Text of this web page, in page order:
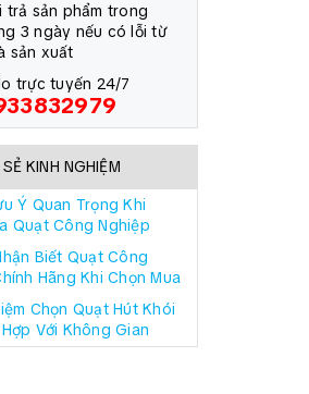
trả sản phẩm trong
3 ngày nếu có lỗi từ
sản xuất
trực tuyến 24/7
KINH NGHIỆM
Ý Quan Trọng Khi
Quạt Công Nghiệp
Biết Quạt Công
Hãng Khi Chọn Mua
Chọn Quạt Hút Khói
Với Không Gian